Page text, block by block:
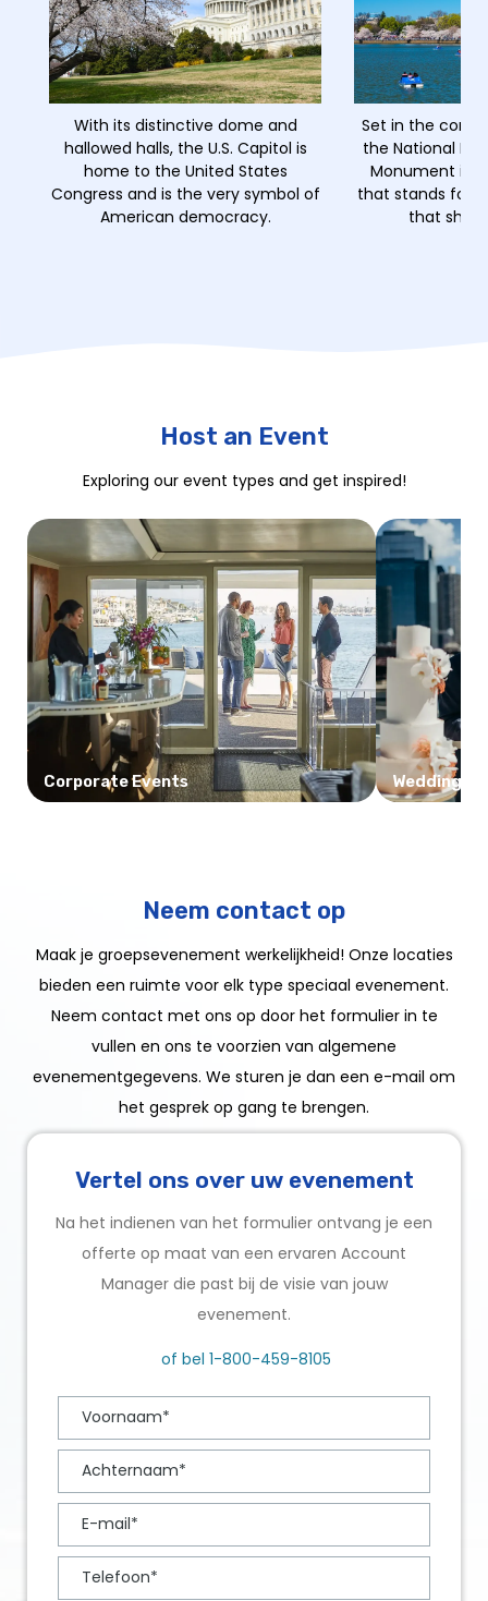
With its distinctive dome and
hallowed halls, the U.S. Capitol is
home to the United States
Congress and is the very symbol of
American democracy.
Set in the
the National
Monument is
that stands for
that
Host an Event
Exploring our event types and get inspired!
Corporate Events Weddings
Neem contact op
Maak je groepsevenement werkelijkheid! Onze locaties
bieden een ruimte voor elk type speciaal evenement.
Neem contact met ons op door het formulier in te
vullen en ons te voorzien van algemene
evenementgegevens. We sturen je dan een e-mail om
het gesprek op gang te brengen.
Vertel ons over uw evenement
Na het indienen van het formulier ontvang je een
offerte op maat van een ervaren Account
Manager die past bij de visie van jouw
evenement.
of bel 1-800-459-8105